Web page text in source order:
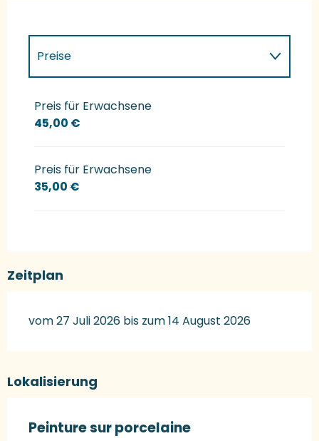
Preise
Preise 2027
Preis für Erwachsene
45,00 €
Preis für Erwachsene
35,00 €
Zeitplan
vom 27 Juli 2026 bis zum 14 August 2026
Lokalisierung
Peinture sur porcelaine